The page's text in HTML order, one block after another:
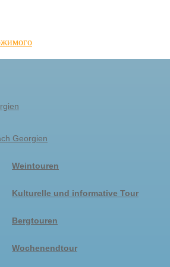
Georgien
Weintouren
Kulturelle und informative Tour
Bergtouren
Wochenendtour